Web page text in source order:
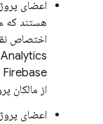
اعضای
هستند که
اختصاص
Analytics
از مالکان
اعضای